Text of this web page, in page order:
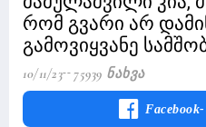
რომ გვარი არ
გამოვიყვანე
10/11/23 75939 Ნახვა